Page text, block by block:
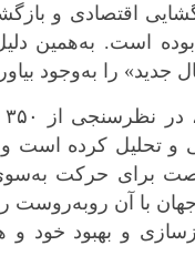
اقتصادی و
است. به‌همین
جدید» را به‌وجود
و تحلیل کرده است
برای حرکت
با آن روبه‌روست
و بهبود خود